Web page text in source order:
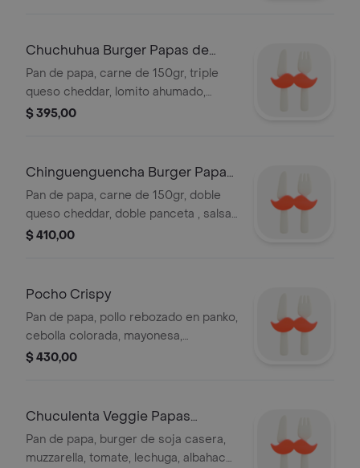
Chuchuhua Burger Papas de
Invitación
Pan de papa, carne de 150gr, triple
queso cheddar, lomito ahumado,
cebolla caramelizada, mostaza.
$ 395,00
Chinguenguencha Burger Papas
Invitación
Pan de papa, carne de 150gr, doble
queso cheddar, doble panceta , salsa
cheddar, cebolla colorada, kétchup y
$ 410,00
Pocho Crispy
Pan de papa, pollo rebozado en panko,
cebolla colorada, mayonesa,
pepinillos, doble panceta, salsa
$ 430,00
Chuculenta Veggie Papas
Invitación
Pan de papa, burger de soja casera,
muzzarella, tomate, lechuga, albahaca,